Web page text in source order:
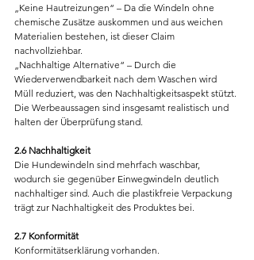
„Keine Hautreizungen“ – Da die Windeln ohne
chemische Zusätze auskommen und aus weichen
Materialien bestehen, ist dieser Claim
nachvollziehbar.
„Nachhaltige Alternative“ – Durch die
Wiederverwendbarkeit nach dem Waschen wird
Müll reduziert, was den Nachhaltigkeitsaspekt stützt.
Die Werbeaussagen sind insgesamt realistisch und
halten der Überprüfung stand.
2.6 Nachhaltigkeit
Die Hundewindeln sind mehrfach waschbar,
wodurch sie gegenüber Einwegwindeln deutlich
nachhaltiger sind. Auch die plastikfreie Verpackung
trägt zur Nachhaltigkeit des Produktes bei.
2.7 Konformität
Konformitätserklärung vorhanden.